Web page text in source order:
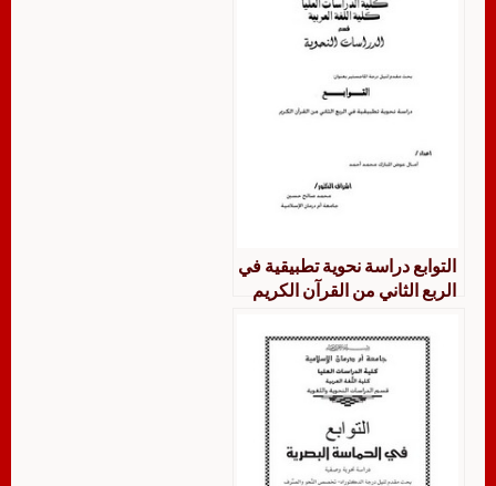
التوابع دراسة نحوية تطبيقية في
الربع الثاني من القرآن الكريم